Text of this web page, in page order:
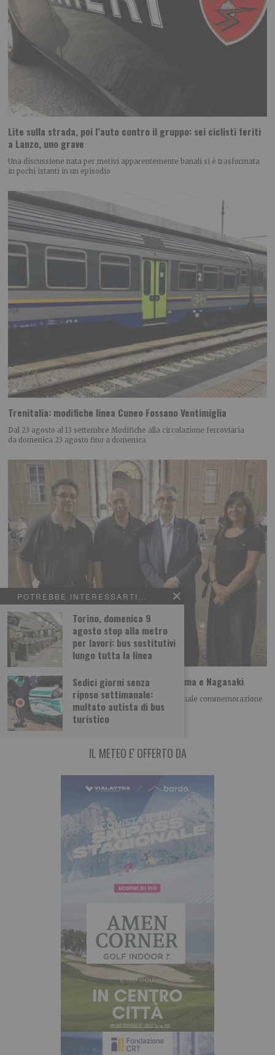
POTREBBE INTERESSARTI...
Torino, domenica 9
agosto stop alla metro
per lavori: bus sostitutivi
lungo tutta la linea
Sedici giorni senza
riposo settimanale:
multato autista di bus
turistico
Lite sulla strada, poi l’auto contro il gruppo: sei ciclisti feriti
a Lanzo, uno grave
Una discussione nata per motivi apparentemente banali si è trasformata
in pochi istanti in un episodio
Trenitalia: modifiche linea Cuneo Fossano Ventimiglia
Dal 23 agosto al 13 settembre Modifiche alla circolazione ferroviaria
da domenica 23 agosto fino a domenica
A Torino il ricordo della tragedia di Hiroshima e Nagasaki
Giovedì 6 agosto alle h 21.00 si è tenuta la tradizionale commemorazione
della tragedia di Hiroshima
IL METEO E' OFFERTO DA